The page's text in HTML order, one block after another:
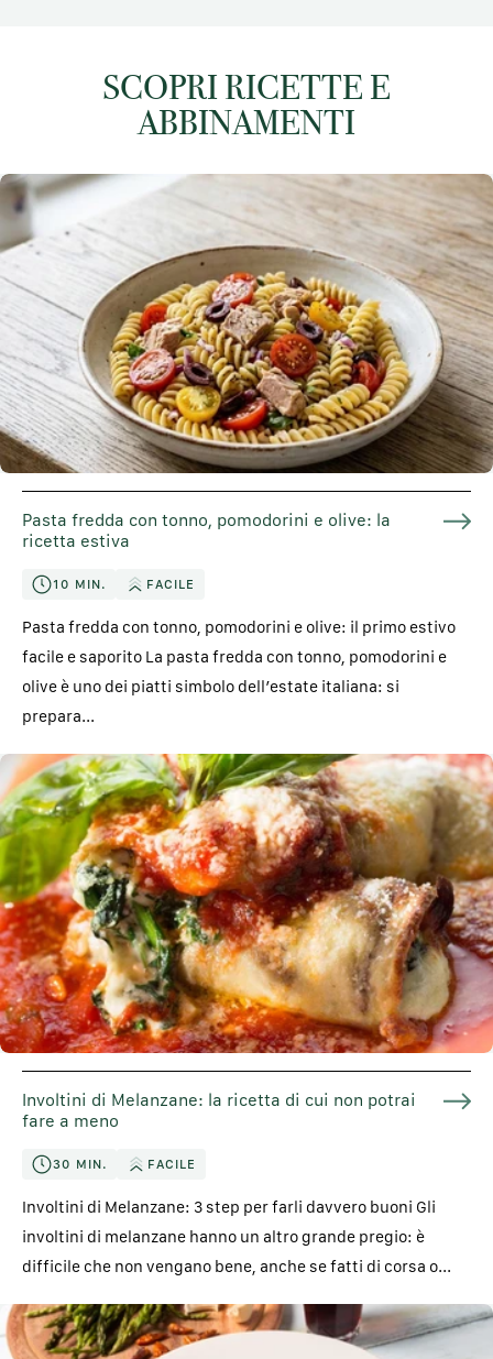
SCOPRI RICETTE E
ABBINAMENTI
Pasta fredda con tonno, pomodorini e olive: la
ricetta estiva
10 MIN. FACILE
Pasta fredda con tonno, pomodorini e olive: il primo estivo
facile e saporito La pasta fredda con tonno, pomodorini e
olive è uno dei piatti simbolo dell’estate italiana: si
prepara...
Involtini di Melanzane: la ricetta di cui non potrai
fare a meno
30 MIN. FACILE
Involtini di Melanzane: 3 step per farli davvero buoni Gli
involtini di melanzane hanno un altro grande pregio: è
difficile che non vengano bene, anche se fatti di corsa o...